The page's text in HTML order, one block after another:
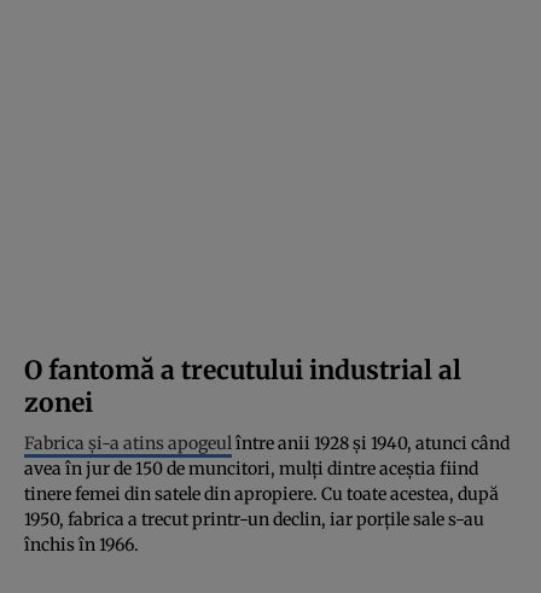
O fantomă a trecutului industrial al
zonei
Fabrica și-a atins apogeul între anii 1928 și 1940, atunci când
avea în jur de 150 de muncitori, mulți dintre aceștia fiind
tinere femei din satele din apropiere. Cu toate acestea, după
1950, fabrica a trecut printr-un declin, iar porțile sale s-au
închis în 1966.